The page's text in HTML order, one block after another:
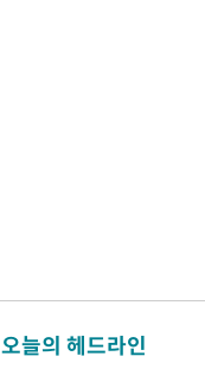
오늘의 헤드라인